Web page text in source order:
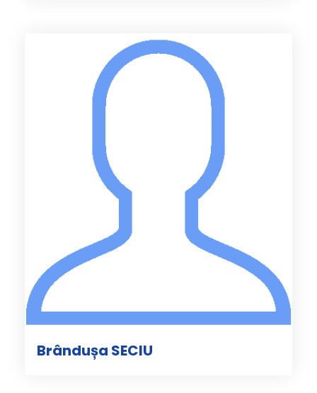
Brândușa SECIU